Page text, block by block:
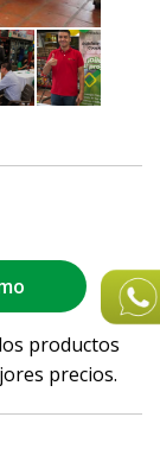
productos
precios.